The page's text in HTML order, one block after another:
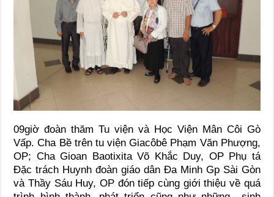
09giờ đoàn thăm Tu viện và Học Viện Mân Côi Gò
Vấp. Cha Bề trên tu viện Giacôbê Phạm Văn Phượng,
OP; Cha Gioan Baotixita Võ Khắc Duy, OP Phụ tá
Đặc trách Huynh đoàn giáo dân Đa Minh Gp Sài Gòn
và Thầy Sáu Huy, OP đón tiếp cùng giới thiệu về quá